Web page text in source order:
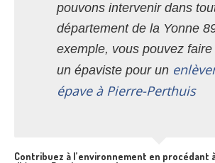
pouvons intervenir dans
département de la Yonne
exemple, vous pouvez
un épaviste pour un
épave à Pierre-Perthuis
Contribuez à l’environnement en procédant